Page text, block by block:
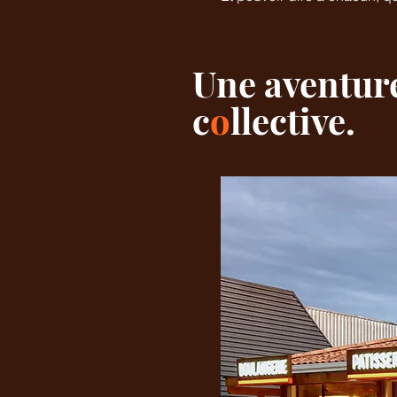
Une
collective.